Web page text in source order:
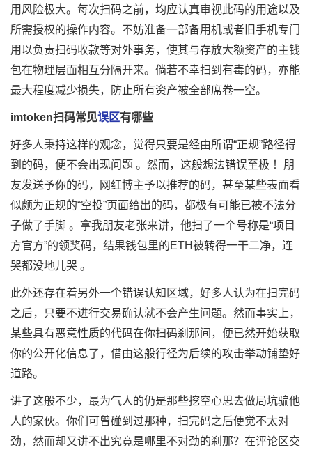
用风险极大。每次扫码之前，均应认真审视此码的用途以及
所需授权的操作内容。不妨准备一部备用机或者旧手机专门
用以负责扫码收款等对外事务，使其与存放大额资产的主钱
包在物理层面相互分隔开来。倘若不幸扫到有毒的码，亦能
最大程度减少损失，防止所有资产被全部席卷一空。
imtoken扫码常见误区有哪些
好多人秉持这样的观念，觉得只要是经由所谓“正规”路径得
到的码，便不会出现问题 。然而，这般想法错误至极 ！朋
友发送予你的码，网红博主予以推荐的码，甚至某些表面看
似颇为正规的“空投”页面给出的码，都极有可能已被不法分
子做了手脚 。拿我朋友老张来讲，他扫了一个号称是“项目
方官方”的领奖码，结果钱包里的ETH被转得一干二净，连
哭都没地儿哭 。
此外还存在着另外一个错误认知区域，好多人认为在扫完码
之后，只要不进行交易确认就不会产生问题。然而事实上，
某些具有恶意性质的代码在你扫码刹那间，便已然开始获取
你的公开化信息了，借由这般行径为后续的攻击举动铺垫好
道路。
讲了这般不少，最为气人的仍是那些挖空心思去做局坑骗他
人的家伙。你们可曾碰到过那种，扫完码之后便觉不太对
劲，然而却又讲不出究竟是哪里不对劲的刹那？在评论区交